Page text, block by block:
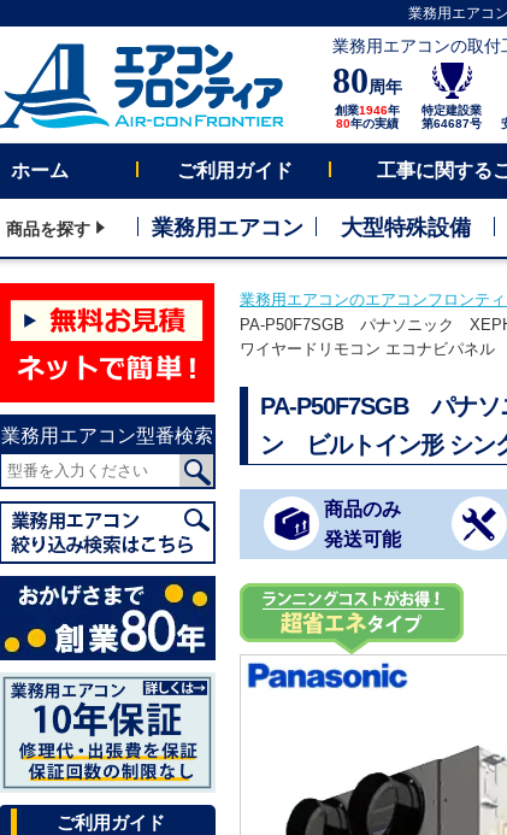
業務用エアコ
業務用エアコンの取
80周年
創業1946年
80年の実績
特定建設業
第64687号
ホーム ご利用ガイド 工事に関する
商品を探す 業務用エアコン 大型特殊設備
業務用エアコン型番検索
ご利用ガイド
業務用エアコンのエアコンフロンテ
PA-P50F7SGB パナソニック
ワイヤードリモコン エコナビパネル
PA-P50F7SGB パナ
ン ビルトイン形 シ
商品のみ
発送可能